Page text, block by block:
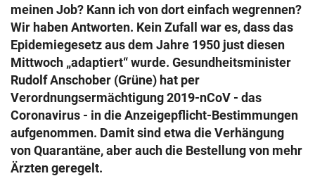
© Krone Multimedia GmbH & Co KG 2026
Muthgasse 2, 1190 Wien
meinen Job? Kann ich von dort einfach wegrennen?
Wir haben Antworten. Kein Zufall war es, dass das
Epidemiegesetz aus dem Jahre 1950 just diesen
Mittwoch „adaptiert“ wurde. Gesundheitsminister
Rudolf Anschober (Grüne) hat per
Verordnungsermächtigung 2019-nCoV - das
Coronavirus - in die Anzeigepflicht-Bestimmungen
aufgenommen. Damit sind etwa die Verhängung
von Quarantäne, aber auch die Bestellung von mehr
Ärzten geregelt.